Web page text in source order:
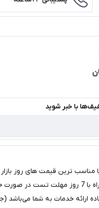
با‌ خبر شوید
مناسب ترین قیمت های روز
شما هستیم. همراه با 7 روز مهلت
ارائه خدمات به شما